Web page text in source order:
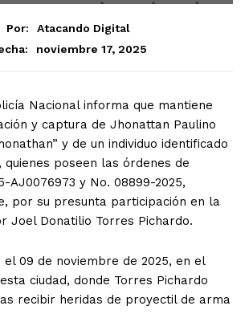
Por:
Atacando Digital
noviembre 17, 2025
Nacional informa que mantiene
y captura de Jhonattan Paulino
y de un individuo identificado
quienes poseen las órdenes de
AJ0076973 y No. 08899-2025,
por su presunta participación en la
Joel Donatilio Torres Pichardo.
el 09 de noviembre de 2025, en el
ciudad, donde Torres Pichardo
recibir heridas de proyectil de arma